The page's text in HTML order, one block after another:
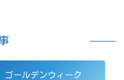
ゴールデンウィーク